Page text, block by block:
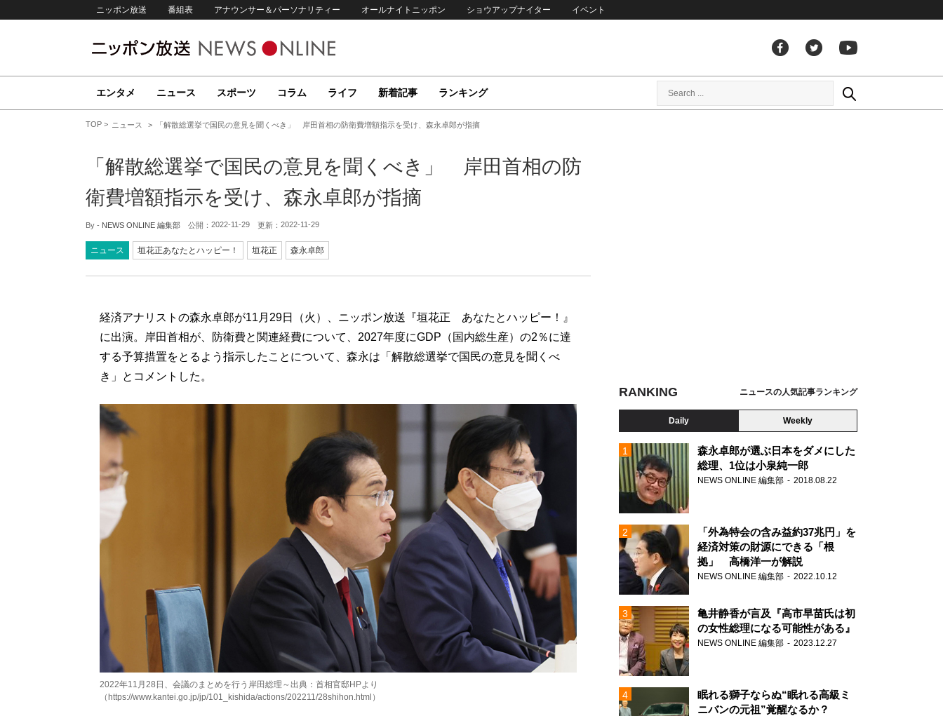
ニッポン放送 番組表 アナウンサー＆パーソナリティー オールナイトニッポン ショウアップナイター イベント
エンタメ ニュース スポーツ コラム ライフ 新着記事 ランキング
TOP ニュース 「解散総選挙で国民の意見を聞くべき」 岸田首相の防衛費増額指示を受け、森永卓郎が指摘
「解散総選挙で国民の意見を聞くべき」 岸田首相の防
衛費増額指示を受け、森永卓郎が指摘
By - NEWS ONLINE 編集部 公開： 2022-11-29 更新： 2022-11-29
ニュース 垣花正あなたとハッピー！ 垣花正 森永卓郎
経済アナリストの森永卓郎が11月29日（火）、ニッポン放送『垣花正 あなたとハッピー！』
に出演。岸田首相が、防衛費と関連経費について、2027年度にGDP（国内総生産）の2％に達
する予算措置をとるよう指示したことについて、森永は「解散総選挙で国民の意見を聞くべ
き」とコメントした。
2022年11月28日、会議のまとめを行う岸田総理～出典：首相官邸HPより
（https://www.kantei.go.jp/jp/101_kishida/actions/202211/28shihon.html）
RANKING ニュースの人気記事ランキング
Daily Weekly
森永卓郎が選ぶ日本をダメにした
総理、1位は小泉純一郎
NEWS ONLINE 編集部 2018.08.22
「外為特会の含み益約37兆円」を
経済対策の財源にできる「根
拠」 高橋洋一が解説
NEWS ONLINE 編集部 2022.10.12
亀井静香が言及『高市早苗氏は初
の女性総理になる可能性がある』
NEWS ONLINE 編集部 2023.12.27
眠れる獅子ならぬ“眠れる高級ミ
ニバンの元祖”覚醒なるか？